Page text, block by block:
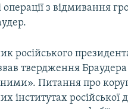
з відмивання
російського
твердження
Питання про
інститутах російської